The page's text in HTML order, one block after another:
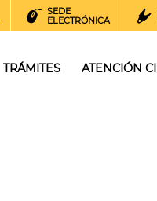
SEDE
ELECTRÓNICA
TRÁMITES ATENCIÓN